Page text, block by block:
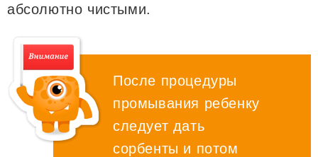
абсолютно чистыми.
После процедуры
промывания ребенку
следует дать
сорбенты и потом